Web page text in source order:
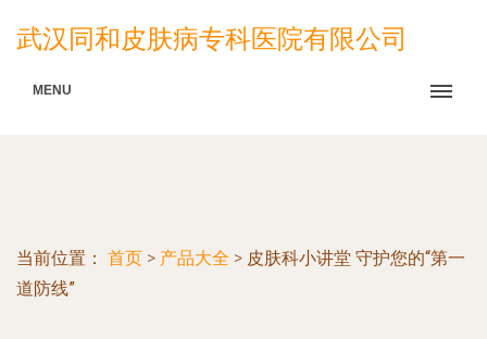
武汉同和皮肤病专科医院有限公司
MENU
当前位置： 首页 > 产品大全 > 皮肤科小讲堂 守护您的“第一
道防线”